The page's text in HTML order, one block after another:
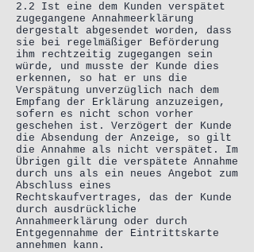
2.2 Ist eine dem Kunden verspätet
zugegangene Annahmeerklärung
dergestalt abgesendet worden, dass
sie bei regelmäßiger Beförderung
ihm rechtzeitig zugegangen sein
würde, und musste der Kunde dies
erkennen, so hat er uns die
Verspätung unverzüglich nach dem
Empfang der Erklärung anzuzeigen,
sofern es nicht schon vorher
geschehen ist. Verzögert der Kunde
die Absendung der Anzeige, so gilt
die Annahme als nicht verspätet. Im
Übrigen gilt die verspätete Annahme
durch uns als ein neues Angebot zum
Abschluss eines
Rechtskaufvertrages, das der Kunde
durch ausdrückliche
Annahmeerklärung oder durch
Entgegennahme der Eintrittskarte
annehmen kann.